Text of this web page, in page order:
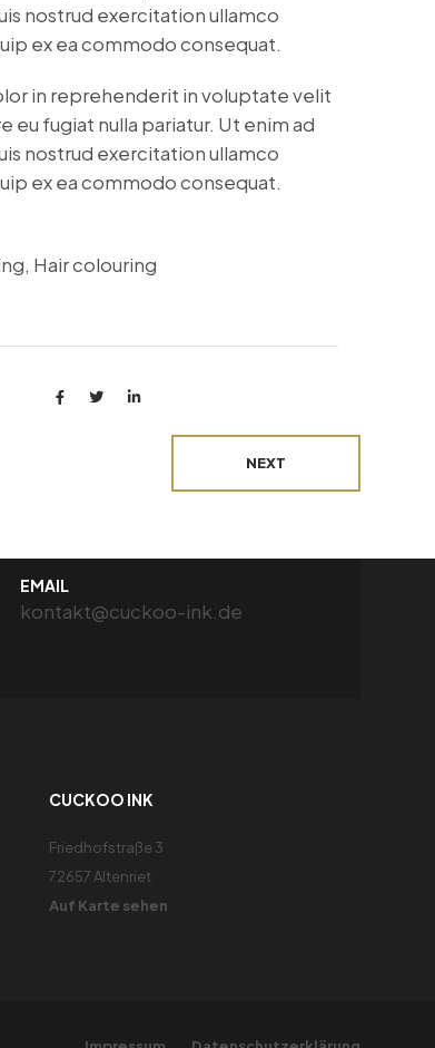
nostrud exercitation ullamco
ex ea commodo consequat.
in reprehenderit in voluptate velit
eu fugiat nulla pariatur. Ut enim ad
nostrud exercitation ullamco
ex ea commodo consequat.
Hair colouring
NEXT
EMAIL
kontakt@cuckoo-ink.de
CUCKOO INK
Friedhofstraße 3
72657 Altenriet
Auf Karte sehen